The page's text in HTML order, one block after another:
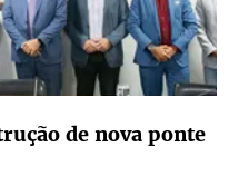
de nova ponte